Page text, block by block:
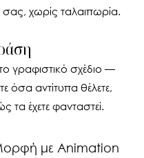
σας, χωρίς ταλαιπωρία.
γραφιστικό σχέδιο —
όσα αντίτυπα θέλετε,
τα έχετε φανταστεί.
με Animation